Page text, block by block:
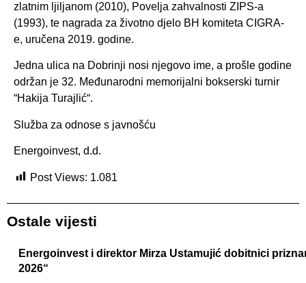
zlatnim ljiljanom (2010), Povelja zahvalnosti ZIPS-a
(1993), te nagrada za životno djelo BH komiteta CIGRA-
e, uručena 2019. godine.
Jedna ulica na Dobrinji nosi njegovo ime, a prošle godine
održan je 32. Međunarodni memorijalni bokserski turnir
“Hakija Turajlić“.
Služba za odnose s javnošću
Energoinvest, d.d.
Post Views: 1.081
Ostale vijesti
Energoinvest i direktor Mirza Ustamujić dobitnici
2026“